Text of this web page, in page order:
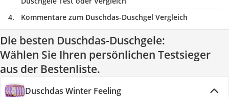
Kommentare zum Duschdas-Duschgel Vergleich
Die besten Duschdas-Duschgele:
Wählen Sie Ihren persönlichen Testsieger
aus der Bestenliste.
Duschdas Winter Feeling